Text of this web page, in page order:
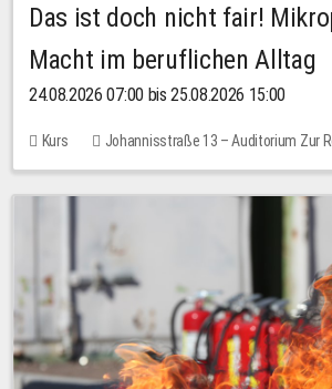
Das ist doch nicht fair!
Macht im beruflichen Alltag
24.08.2026 07:00 bis 25.08.2026 15:00
Kurs Johannisstraße 13 – Auditorium Zur
30,00 EUR